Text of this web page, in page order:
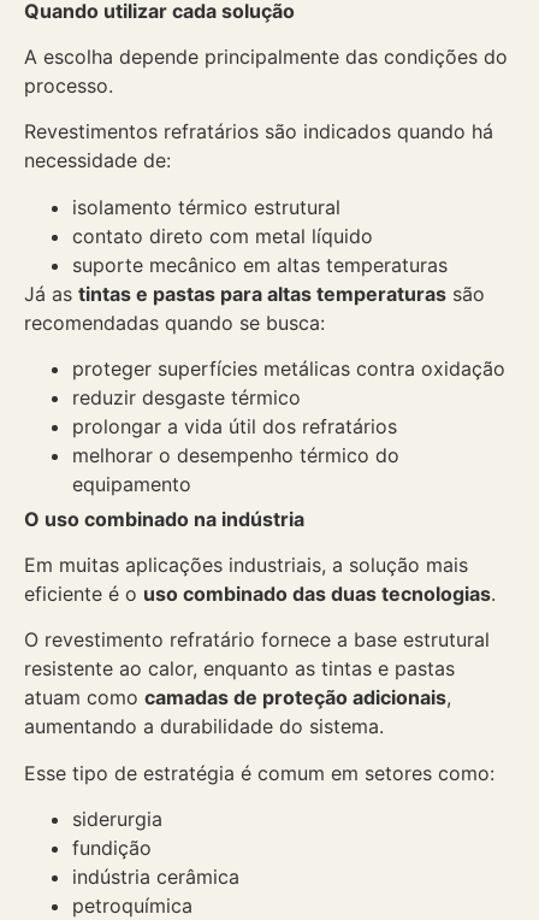
Quando utilizar cada solução
A escolha depende principalmente das condições do
processo.
Revestimentos refratários são indicados quando há
necessidade de:
isolamento térmico estrutural
contato direto com metal líquido
suporte mecânico em altas temperaturas
Já as tintas e pastas para altas temperaturas são
recomendadas quando se busca:
proteger superfícies metálicas contra oxidação
reduzir desgaste térmico
prolongar a vida útil dos refratários
melhorar o desempenho térmico do
equipamento
O uso combinado na indústria
Em muitas aplicações industriais, a solução mais
eficiente é o uso combinado das duas tecnologias.
O revestimento refratário fornece a base estrutural
resistente ao calor, enquanto as tintas e pastas
atuam como camadas de proteção adicionais,
aumentando a durabilidade do sistema.
Esse tipo de estratégia é comum em setores como:
siderurgia
fundição
indústria cerâmica
petroquímica